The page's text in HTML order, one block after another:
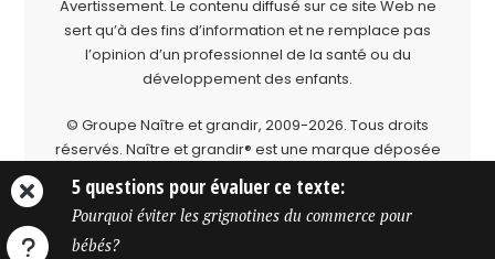
5 questions pour évaluer ce texte:
Pourquoi éviter les grignotines du commerce pour
bébés?
Avertissement. Le contenu diffusé sur ce site Web ne
sert qu’à des fins d’information et ne remplace pas
l’opinion d’un professionnel de la santé ou du
développement des enfants.
© Groupe Naître et grandir, 2009-2026. Tous droits
réservés. Naître et grandir® est une marque déposée